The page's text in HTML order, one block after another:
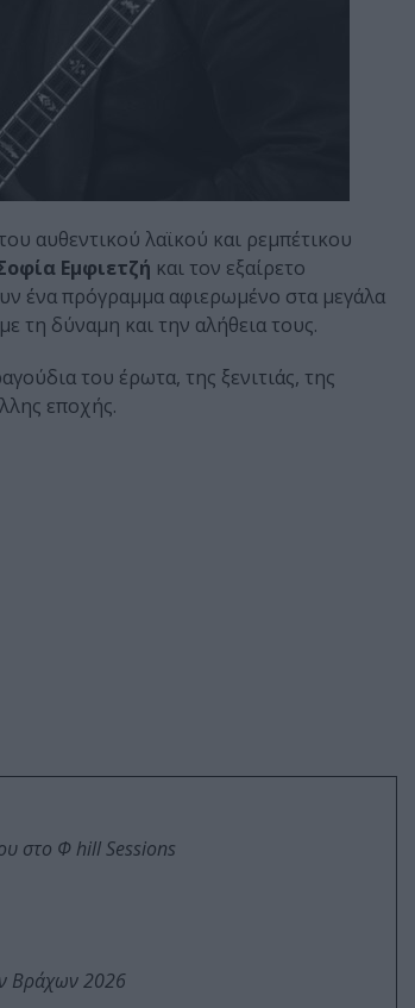
αυθεντικού λαϊκού και ρεμπέτικου
Εμφιετζή και τον εξαίρετο
ένα πρόγραμμα αφιερωμένο στα μεγάλα
τη δύναμη και την αλήθεια τους.
του έρωτα, της ξενιτιάς, της
εποχής.
στο Φ hill Sessions
Βράχων 2026